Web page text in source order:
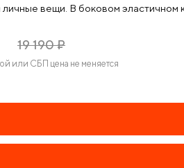
вещи. В боковом эластичном
19 190¤
или СБП цена не меняется